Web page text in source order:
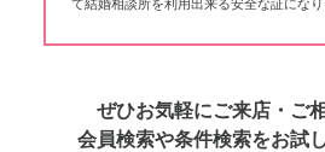
て結婚相談所を利用出来る安全な証になり
ぜひお気軽にご来店・ご
会員検索や条件検索をお試